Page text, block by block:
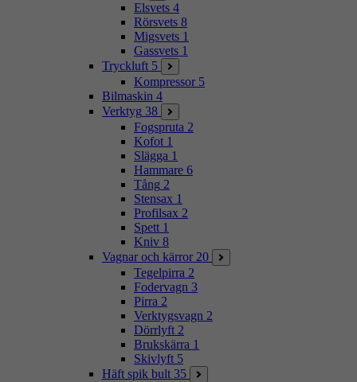
Elsvets 4
Rörsvets 8
Migsvets 1
Gassvets 1
Tryckluft 5
Kompressor 5
Bilmaskin 4
Verktyg 38
Fogspruta 2
Kofot 1
Slägga 1
Hammare 6
Tång 2
Stensax 1
Profilsax 2
Spett 1
Kniv 8
Vagnar och kärror 20
Tegelpirra 2
Fodervagn 3
Pirra 2
Verktygsvagn 2
Dörrlyft 2
Brukskärra 1
Skivlyft 5
Häft spik bult 35